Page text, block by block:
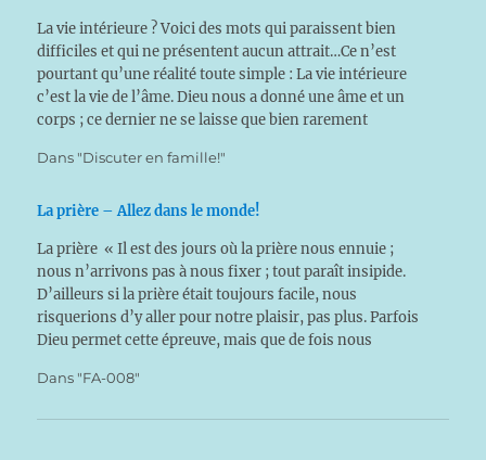
La vie intérieure ? Voici des mots qui paraissent bien
difficiles et qui ne présentent aucun attrait…Ce n’est
pourtant qu’une réalité toute simple : La vie intérieure
c’est la vie de l’âme. Dieu nous a donné une âme et un
corps ; ce dernier ne se laisse que bien rarement
Dans "Discuter en famille!"
La prière – Allez dans le monde!
La prière « Il est des jours où la prière nous ennuie ;
nous n’arrivons pas à nous fixer ; tout paraît insipide.
D’ailleurs si la prière était toujours facile, nous
risquerions d’y aller pour notre plaisir, pas plus. Parfois
Dieu permet cette épreuve, mais que de fois nous
Dans "FA-008"